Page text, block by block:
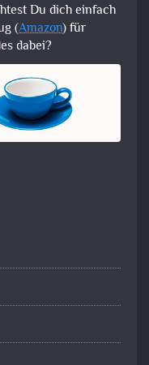
Du dich einfach
(Amazon) für
dabei?